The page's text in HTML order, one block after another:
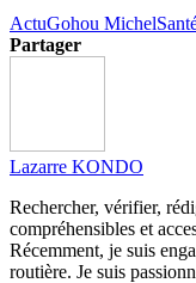
ActuGohou Michel
Partager
Lazarre KONDO
Rechercher, vérifier,
compréhensibles et
Récemment, je suis
routière. Je suis